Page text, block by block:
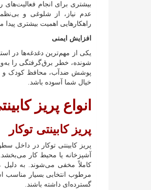
بیشتری برای انجام
عدم نیاز، از شلوغی و
راهکارهایی اهمیت بیشتری
افزایش ایمنی
یکی از مهم‌ترین دغدغه‌ها در
شونده، خطر برق‌گرفتگی را
پوشش ضدآب، محافظ کودک و
خیال شما آسوده باشد.
انواع پریز
پریز کابینتی توکار
پریز کابینتی توکار در داخل
آشپزخانه یا محیط کار
کاملاً مخفی می‌شوند. به دلیل
مرطوب انتخابی بسیار مناسب
گسترده‌ای داشته باشند.